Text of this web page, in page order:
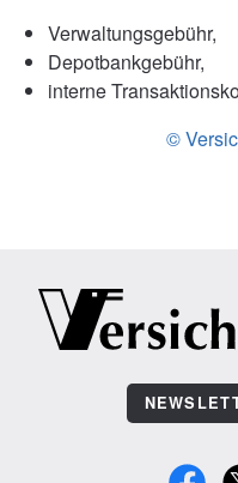
Verwaltungsgebühr,
Depotbankgebühr,
interne
©